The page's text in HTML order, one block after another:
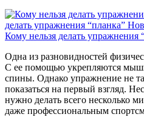
делать упражнения “планка”
Кому нельзя делать упражнения
Одна из разновидностей
С ее помощью укрепляются
спины. Однако упражнение не
показаться на первый взгляд.
нужно делать всего несколько
даже профессиональным